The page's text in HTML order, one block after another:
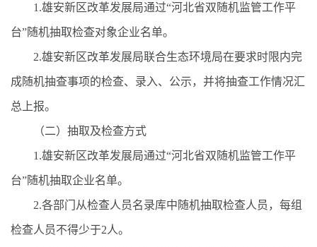
1.雄安新区改革发展局通过“河北省双随机监管工作平
台”随机抽取检查对象企业名单。
2.雄安新区改革发展局联合生态环境局在要求时限内完
成随机抽查事项的检查、录入、公示，并将抽查工作情况汇
总上报。
（二）抽取及检查方式
1.雄安新区改革发展局通过“河北省双随机监管工作平
台”随机抽取企业名单。
2.各部门从检查人员名录库中随机抽取检查人员，每组
检查人员不得少于2人。